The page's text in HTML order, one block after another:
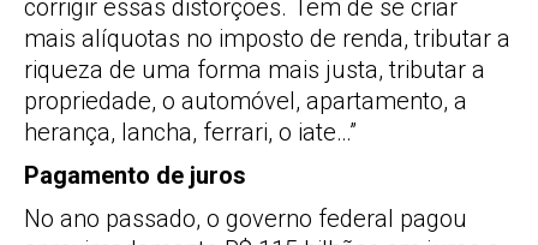
corrigir essas distorções. Tem de se criar
mais alíquotas no imposto de renda, tributar a
riqueza de uma forma mais justa, tributar a
propriedade, o automóvel, apartamento, a
herança, lancha, ferrari, o iate…”
Pagamento de juros
No ano passado, o governo federal pagou